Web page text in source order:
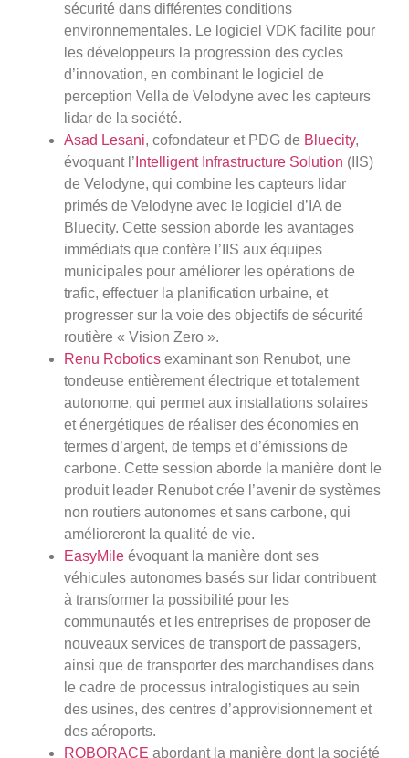
sécurité dans différentes conditions
environnementales. Le logiciel VDK facilite pour
les développeurs la progression des cycles
d’innovation, en combinant le logiciel de
perception Vella de Velodyne avec les capteurs
lidar de la société.
Asad Lesani, cofondateur et PDG de Bluecity,
évoquant l’ Intelligent Infrastructure Solution (IIS)
de Velodyne, qui combine les capteurs lidar
primés de Velodyne avec le logiciel d’IA de
Bluecity. Cette session aborde les avantages
immédiats que confère l’IIS aux équipes
municipales pour améliorer les opérations de
trafic, effectuer la planification urbaine, et
progresser sur la voie des objectifs de sécurité
routière « Vision Zero ».
Renu Robotics examinant son Renubot, une
tondeuse entièrement électrique et totalement
autonome, qui permet aux installations solaires
et énergétiques de réaliser des économies en
termes d’argent, de temps et d’émissions de
carbone. Cette session aborde la manière dont le
produit leader Renubot crée l’avenir de systèmes
non routiers autonomes et sans carbone, qui
amélioreront la qualité de vie.
EasyMile évoquant la manière dont ses
véhicules autonomes basés sur lidar contribuent
à transformer la possibilité pour les
communautés et les entreprises de proposer de
nouveaux services de transport de passagers,
ainsi que de transporter des marchandises dans
le cadre de processus intralogistiques au sein
des usines, des centres d’approvisionnement et
des aéroports.
ROBORACE abordant la manière dont la société